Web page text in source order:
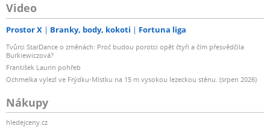
Video
Prostor X Branky, body, kokoti Fortuna liga
Tvůrci StarDance o změnách: Proč budou porotci opět čtyři a čím přesvědčila
Burkiewiczová?
František Laurin pohřeb
Ochmelka vylezl ve Frýdku-Místku na 15 m vysokou lezeckou stěnu. (srpen 2026)
Nákupy
hledejceny.cz